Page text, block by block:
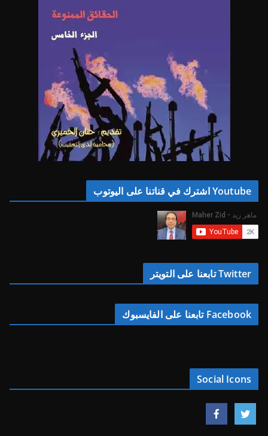
Youtube اشترك في قناتنا على اليوتوب
Twitter تابعنا على التويتر
Facebook تابعنا على الفايسبوك
Social Icons